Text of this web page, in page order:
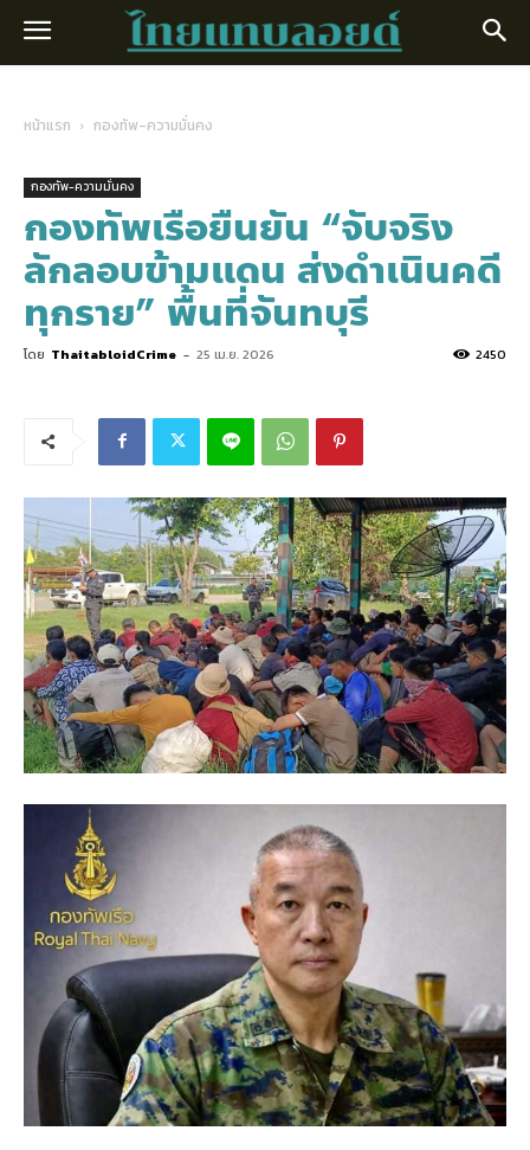
หน้าแรก กองทัพ-ความมั่นคง
กองทัพ-ความมั่นคง
กองทัพเรือยืนยัน “จับจริง
ลักลอบข้ามแดน ส่งดำเนินคดี
ทุกราย” พื้นที่จันทบุรี
โดย ThaitabloidCrime - 25 เม.ย. 2026 2450